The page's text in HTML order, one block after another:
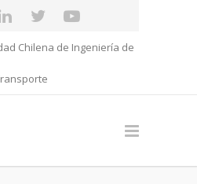
Chilena de Ingeniería de